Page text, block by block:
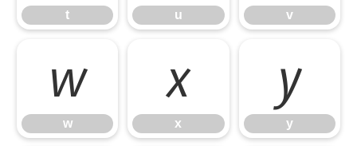
t u v
w
w
x
x
y
y